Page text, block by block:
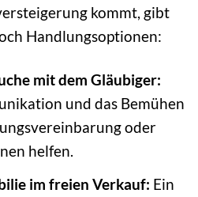
kommt, gibt
Handlungsoptionen:
mit dem Gläubiger:
und das Bemühen
oder
helfen.
im freien Verkauf: Ein